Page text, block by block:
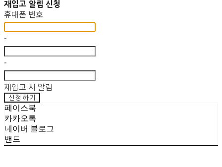
재입고 알림 신청
휴대폰 번호
-
-
재입고 시 알림
신청하기
페이스북
카카오톡
네이버 블로그
밴드